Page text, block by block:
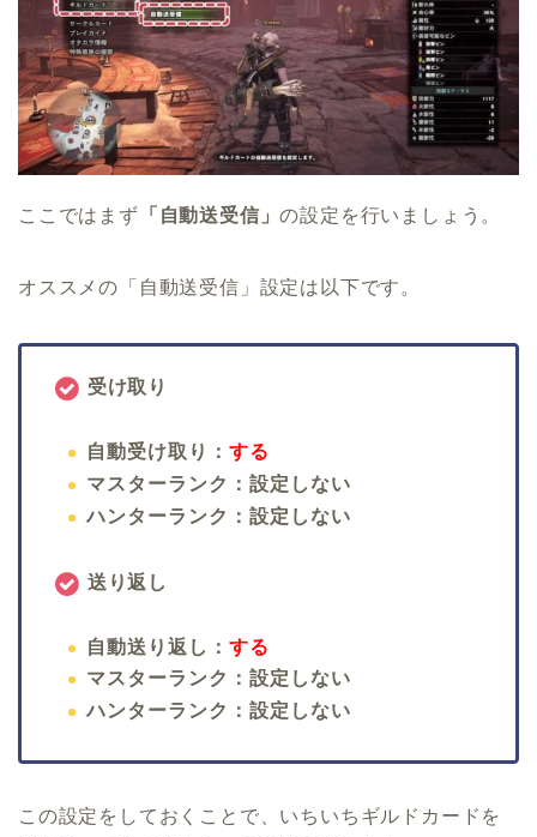
ここではまず 「自動送受信」の設定を行いましょう。
オススメの「自動送受信」設定は以下です。
受け取り
自動受け取り： する
マスターランク：設定しない
ハンターランク：設定しない
送り返し
自動送り返し： する
マスターランク：設定しない
ハンターランク：設定しない
この設定をしておくことで、いちいちギルドカードを